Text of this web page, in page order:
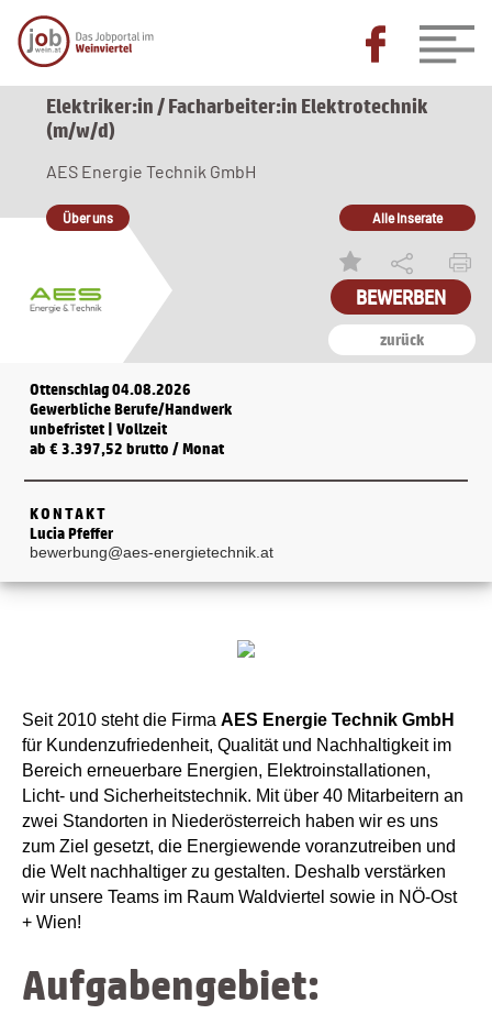
Elektriker:in / Facharbeiter:in Elektrotechnik
(m/w/d)
zurück
AES Energie Technik GmbH
Über uns Alle Inserate
BEWERBEN
Ottenschlag 04.08.2026
Gewerbliche Berufe/Handwerk
unbefristet | Vollzeit
ab € 3.397,52 brutto / Monat
KONTAKT
Lucia Pfeffer
bewerbung@aes-energietechnik.at
Seit 2010 steht die Firma AES Energie Technik GmbH
für Kundenzufriedenheit, Qualität und Nachhaltigkeit im
Bereich erneuerbare Energien, Elektroinstallationen,
Licht- und Sicherheitstechnik. Mit über 40 Mitarbeitern an
zwei Standorten in Niederösterreich haben wir es uns
zum Ziel gesetzt, die Energiewende voranzutreiben und
die Welt nachhaltiger zu gestalten. Deshalb verstärken
wir unsere Teams im Raum Waldviertel sowie in NÖ-Ost
+ Wien!
Aufgabengebiet: